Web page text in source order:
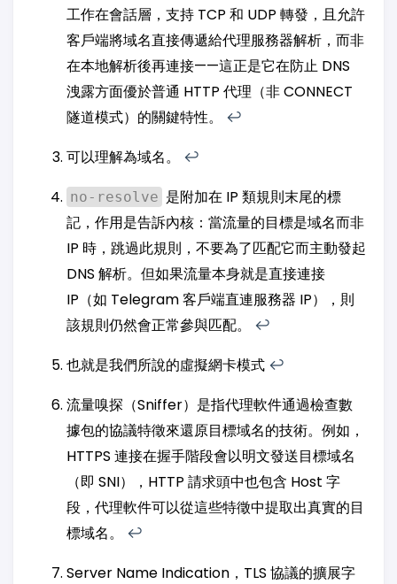
工作在會話層，支持 TCP 和 UDP 轉發，且允許
客戶端將域名直接傳遞給代理服務器解析，而非
在本地解析後再連接——這正是它在防止 DNS
洩露方面優於普通 HTTP 代理（非 CONNECT
隧道模式）的關鍵特性。 ↩︎
可以理解為域名。 ↩︎
no-resolve 是附加在 IP 類規則末尾的標
記，作用是告訴內核：當流量的目標是域名而非
IP 時，跳過此規則，不要為了匹配它而主動發起
DNS 解析。但如果流量本身就是直接連接
IP（如 Telegram 客戶端直連服務器 IP），則
該規則仍然會正常參與匹配。 ↩︎
也就是我們所說的虛擬網卡模式 ↩︎
流量嗅探（Sniffer）是指代理軟件通過檢查數
據包的協議特徵來還原目標域名的技術。例如，
HTTPS 連接在握手階段會以明文發送目標域名
（即 SNI），HTTP 請求頭中也包含 Host 字
段，代理軟件可以從這些特徵中提取出真實的目
標域名。 ↩︎
Server Name Indication，TLS 協議的擴展字